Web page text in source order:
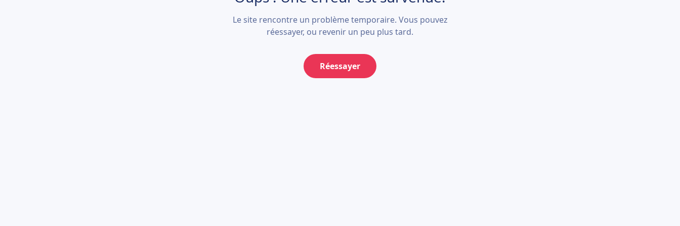
Le site rencontre un problème temporaire. Vous pouvez
réessayer, ou revenir un peu plus tard.
Réessayer